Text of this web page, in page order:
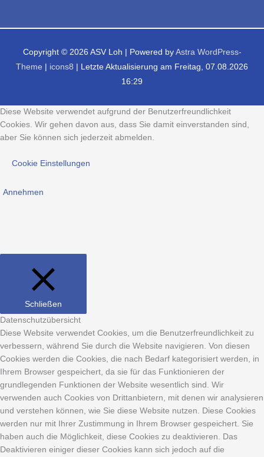
Copyright © 2026 ASV Loh | Powered by Astra WordPress-
Theme
icons8 | Letzte Aktualisierung am Freitag, 07.08.2026
16:29
Diese Website verwendet aufgrund der Benutzerfreundlichkeit
Cookies. Wir gehen davon aus, dass Sie damit einverstanden sind,
aber Sie können sich jederzeit abmelden.
Cookie Einstellungen
Annehmen
Schließen
Datenschutzübersicht
Diese Website verwendet Cookies, um die Benutzerfreundlichkeit zu
verbessern, während Sie durch die Website navigieren. Von diesen
Cookies werden die Cookies, die nach Bedarf kategorisiert werden, in
Ihrem Browser gespeichert, da sie für das Funktionieren der
grundlegenden Funktionen der Website wesentlich sind. Wir
verwenden auch Cookies von Drittanbietern, mit denen wir analysieren
und verstehen können, wie Sie diese Website nutzen. Diese Cookies
werden nur mit Ihrer Zustimmung in Ihrem Browser gespeichert. Sie
haben auch die Möglichkeit, diese Cookies zu deaktivieren. Das
Deaktivieren einiger dieser Cookies kann sich jedoch auf die